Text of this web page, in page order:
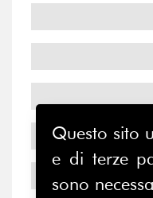
Questo sito
e di terze
sono